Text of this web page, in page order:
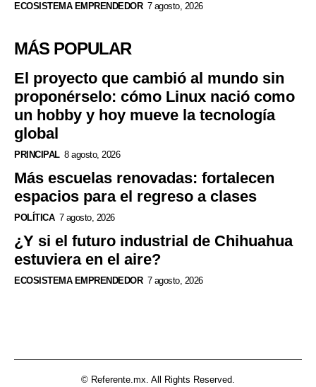
ECOSISTEMA EMPRENDEDOR 7 agosto, 2026
MÁS POPULAR
El proyecto que cambió al mundo sin
proponérselo: cómo Linux nació como
un hobby y hoy mueve la tecnología
global
PRINCIPAL 8 agosto, 2026
Más escuelas renovadas: fortalecen
espacios para el regreso a clases
POLÍTICA 7 agosto, 2026
¿Y si el futuro industrial de Chihuahua
estuviera en el aire?
ECOSISTEMA EMPRENDEDOR 7 agosto, 2026
© Referente.mx. All Rights Reserved.